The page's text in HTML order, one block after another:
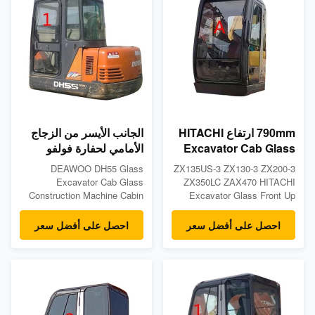
can make Green color -
Position: Back Side Position
NO.5 - Packge details: ...
692mm wide, 268mm height -
Position: Left Door Rear
Position NO.4 - Packge
details: ...
790mm ارتفاع HITACHI
Excavator Cab Glass
Front Up Position A
ZX135US-3 ZX130-3 ZX200-3
ZX350LC ZAX470 HITACHI
Excavator Glass Front Up
Position A Tempered
GlassProduct
DescriptionsTempered
ZX135US-3 ZX130-3 ZX200-3
ZX350LC ZAX470-
Measurements: 5mm thick,
احصل على أفضل سعر
الجانب الأيسر من الزجاج
الأمامي لحفارة فولفو
مم
DEAWOO DH55 Glass
Excavator Cab Glass
Construction Machine Cabin
Left Side Position NO.1
Tempered Glass Product
Descriptions Tempered
763mm wide, 616mm height -
Position: Left Side Position
احصل على أفضل سعر